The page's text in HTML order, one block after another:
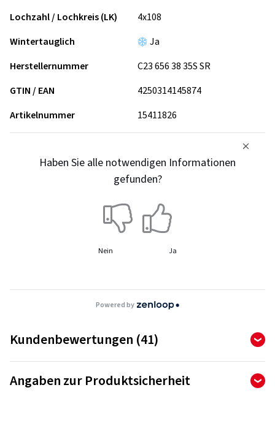
Lochzahl / Lochkreis (LK)
4x108
Wintertauglich
Ja
Herstellernummer
C23 656 38 35S SR
GTIN / EAN
4250314145874
Artikelnummer
15411826
Haben Sie alle notwendigen Informationen
gefunden?
Nein Ja
Powered by
Kundenbewertungen (41)
4,90
von insgesamt 41 Bewertungen
Angaben zur Produktsicherheit